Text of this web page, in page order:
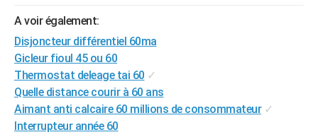
Guides de France
Escapades
Patrimoine
Expositions
Musées
Week-end nature
+LIFESTYLE
Art de vivre
Bien-être
Loisirs
Mode
Modes de vie
SANTE
Alimentation
Guide de la santé
Maladies
Médicaments
Sommeil
VOYAGE
Destinations
City break
Voyage nature
Voyage de noces
Forum
Climat
+PHOTO
A voir également:
Disjoncteur différentiel 60ma
Gicleur fioul 45 ou 60
Thermostat deleage tai 60 ✓
Quelle distance courir à 60 ans
Aimant anti calcaire 60 millions de consommateur ✓
Interrupteur année 60